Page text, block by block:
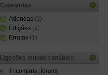
Categorias
Adendas (2)
Edições (9)
Erratas (1)
Ligações mundo canábico
Tricomaria [fórum]